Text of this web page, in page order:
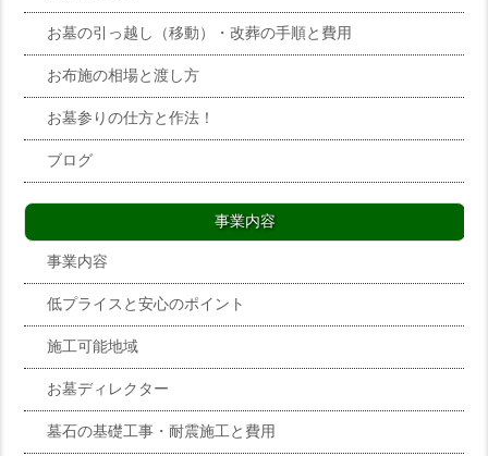
お墓の引っ越し（移動）・改葬の手順と費用
お布施の相場と渡し方
お墓参りの仕方と作法！
ブログ
事業内容
事業内容
低プライスと安心のポイント
施工可能地域
お墓ディレクター
墓石の基礎工事・耐震施工と費用